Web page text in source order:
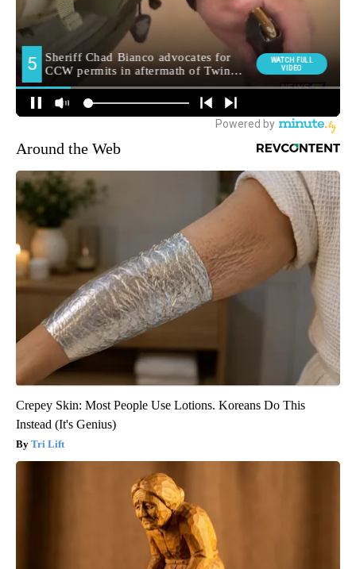
Around the Web
Crepey Skin: Most People Use Lotions. Koreans Do This
Instead (It's Genius)
Tri Lift